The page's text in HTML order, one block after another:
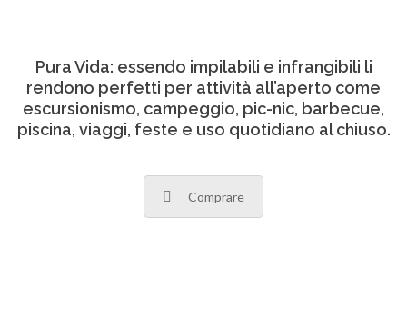
Pura Vida: essendo impilabili e infrangibili li
rendono perfetti per attività all’aperto come
escursionismo, campeggio, pic-nic, barbecue,
piscina, viaggi, feste e uso quotidiano al chiuso.
Comprare